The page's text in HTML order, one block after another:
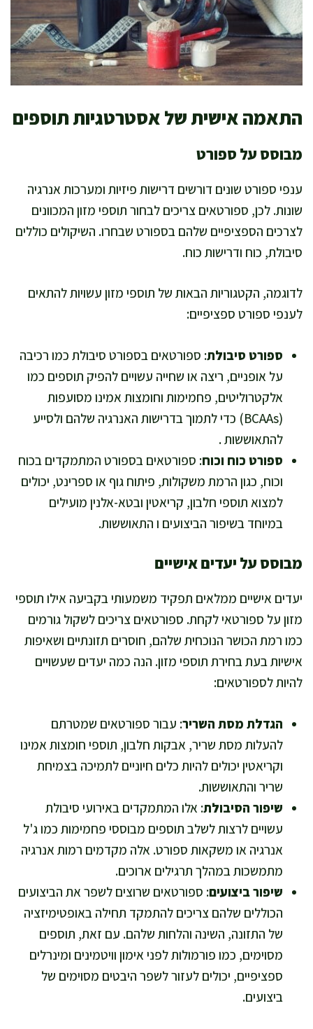
התאמה אישית של אסטרטגיות תוספים
מבוסס על ספורט
ענפי ספורט שונים דורשים דרישות פיזיות ומערכות אנרגיה
שונות. לכן, ספורטאים צריכים לבחור תוספי מזון המכוונים
לצרכים הספציפיים שלהם בספורט שבחרו. השיקולים כוללים
סיבולת, כוח ודרישות כוח.
לדוגמה, הקטגוריות הבאות של תוספי מזון עשויות להתאים
לענפי ספורט ספציפיים:
ספורט סיבולת: ספורטאים בספורט סיבולת כמו רכיבה
על אופניים, ריצה או שחייה עשויים להפיק תוספים כמו
אלקטרוליטים, פחמימות וחומצות אמינו מסועפות
(BCAAs) כדי לתמוך בדרישות האנרגיה שלהם ולסייע
להתאוששות .
ספורט כוח וכוח: ספורטאים בספורט המתמקדים בכוח
וכוח, כגון הרמת משקולות, פיתוח גוף או ספרינט, יכולים
למצוא תוספי חלבון, קריאטין ובטא-אלנין מועילים
במיוחד בשיפור הביצועים ו התאוששות.
מבוסס על יעדים אישיים
יעדים אישיים ממלאים תפקיד משמעותי בקביעה אילו תוספי
מזון על ספורטאי לקחת. ספורטאים צריכים לשקול גורמים
כמו רמת הכושר הנוכחית שלהם, חוסרים תזונתיים ושאיפות
אישיות בעת בחירת תוספי מזון. הנה כמה יעדים שעשויים
להיות לספורטאים:
הגדלת מסת השריר: עבור ספורטאים שמטרתם
להעלות מסת שריר, אבקות חלבון, תוספי חומצות אמינו
וקריאטין יכולים להיות כלים חיוניים לתמיכה בצמיחת
שריר והתאוששות.
שיפור הסיבולת: אלו המתמקדים באירועי סיבולת
עשויים לרצות לשלב תוספים מבוססי פחמימות כמו ג'ל
אנרגיה או משקאות ספורט. אלה מקדמים רמות אנרגיה
מתמשכות במהלך תרגילים ארוכים.
שיפור ביצועים: ספורטאים שרוצים לשפר את הביצועים
הכוללים שלהם צריכים להתמקד תחילה באופטימיזציה
של התזונה, השינה והלחות שלהם. עם זאת, תוספים
מסוימים, כמו פורמולות לפני אימון וויטמינים ומינרלים
ספציפיים, יכולים לעזור לשפר היבטים מסוימים של
ביצועים.